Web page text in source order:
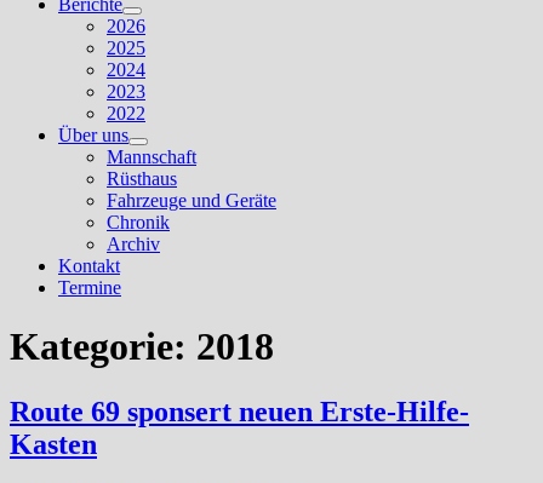
Berichte
Untermenü
anzeigen
2026
2025
2024
2023
2022
Über uns
Untermenü
anzeigen
Mannschaft
Rüsthaus
Fahrzeuge und Geräte
Chronik
Archiv
Kontakt
Termine
Kategorie: 2018
Route 69 sponsert neuen Erste-Hilfe-
Kasten